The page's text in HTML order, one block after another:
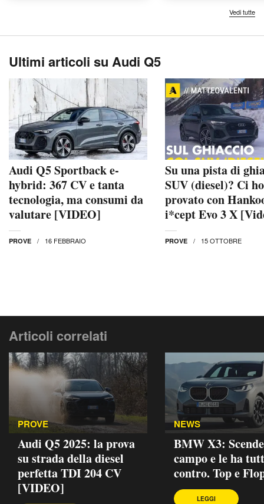
Vedi tutte
Ultimi articoli su Audi Q5
Audi Q5 Sportback e-
hybrid: 367 CV e tanta
tecnologia, ma consumi da
valutare [VIDEO]
PROVE 16 FEBBRAIO
Su una pista di
SUV (diesel)? Ci ho
provato con
i*cept Evo 3 X
PROVE 15 OTTOBRE
Articoli correlati
PROVE
Audi Q5 2025: la prova
su strada della diesel
perfetta TDI 204 CV
[VIDEO]
NEWS
BMW X3:
campo e le ha
contro. Top e
LEGGI